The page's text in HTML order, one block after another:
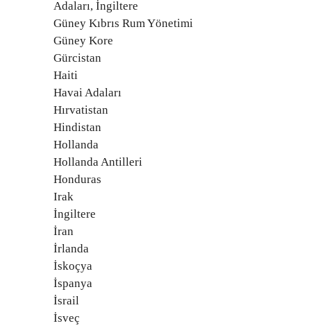
Adaları, İngiltere
Güney Kıbrıs Rum Yönetimi
Güney Kore
Gürcistan
Haiti
Havai Adaları
Hırvatistan
Hindistan
Hollanda
Hollanda Antilleri
Honduras
Irak
İngiltere
İran
İrlanda
İskoçya
İspanya
İsrail
İsveç